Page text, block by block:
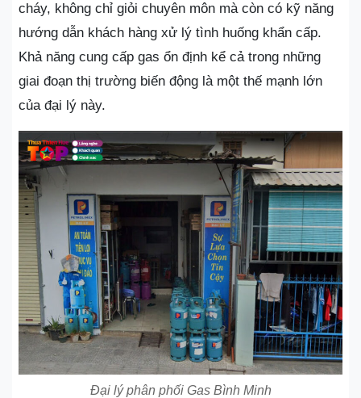
cháy, không chỉ giỏi chuyên môn mà còn có kỹ năng
hướng dẫn khách hàng xử lý tình huống khẩn cấp.
Khả năng cung cấp gas ổn định kể cả trong những
giai đoạn thị trường biến động là một thế mạnh lớn
của đại lý này.
Đại lý phân phối Gas Bình Minh